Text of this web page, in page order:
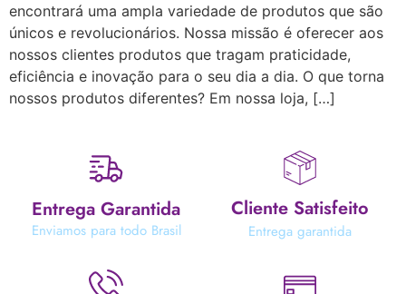
encontrará uma ampla variedade de produtos que são
únicos e revolucionários. Nossa missão é oferecer aos
nossos clientes produtos que tragam praticidade,
eficiência e inovação para o seu dia a dia. O que torna
nossos produtos diferentes? Em nossa loja, […]
Entrega Garantida
Enviamos para todo Brasil
Cliente Satisfeito
Entrega garantida